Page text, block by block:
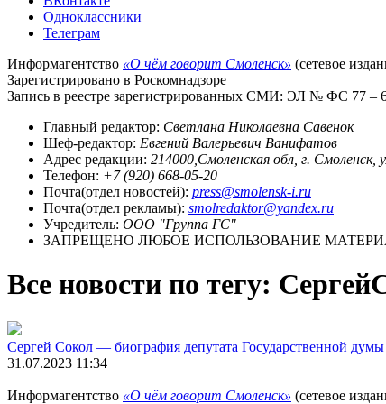
Одноклассники
Телеграм
Информагентство «О чём говорит Смоленск» (сетевое
Зарегистрировано в Роскомнадзоре
Запись в реестре зарегистрированных СМИ: ЭЛ № ФС 77 –
Главный редактор: Светлана Николаевна Савенок
Шеф-редактор: Евгений Валерьевич Ванифатов
Адрес редакции: 214000,Смоленская обл, г. Смоленск,
Телефон: +7 (920) 668-05-20
Почта(отдел новостей): press@smolensk-i.ru
Почта(отдел рекламы): smolredaktor@yandex.ru
Учредитель: ООО "Группа ГС"
ЗАПРЕЩЕНО ЛЮБОЕ ИСПОЛЬЗОВАНИЕ
Все новости по тегу:
Сергей Сокол — биография депутата Государственной
31.07.2023 11:34
Информагентство «О чём говорит Смоленск» (сетевое